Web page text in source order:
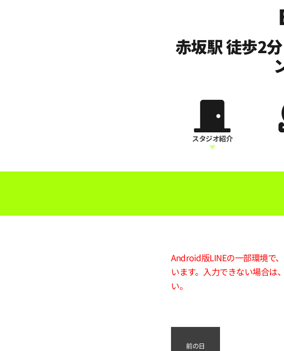
赤坂駅 徒歩2
スタジオ紹介
Android版LINEの一部環境で
います。入力できない場合は
い。
前の日